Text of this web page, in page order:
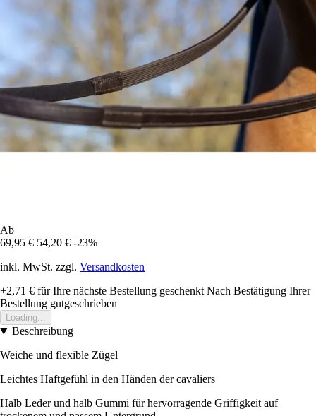
Ab
69,95 € 54,20 € -23%
inkl. MwSt. zzgl. Versandkosten
+2,71 € für Ihre nächste Bestellung geschenkt Nach Bestätigung Ihrer
Bestellung gutgeschrieben
Loading...
Beschreibung
Weiche und flexible Zügel
Leichtes Haftgefühl in den Händen der cavaliers
Halb Leder und halb Gummi für hervorragende Griffigkeit auf